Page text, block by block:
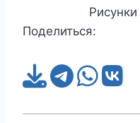
Поделиться: